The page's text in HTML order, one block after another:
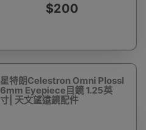
$200
星特朗Celestron Omni Plossl
6mm Eyepiece目鏡 1.25英
寸| 天文望遠鏡配件